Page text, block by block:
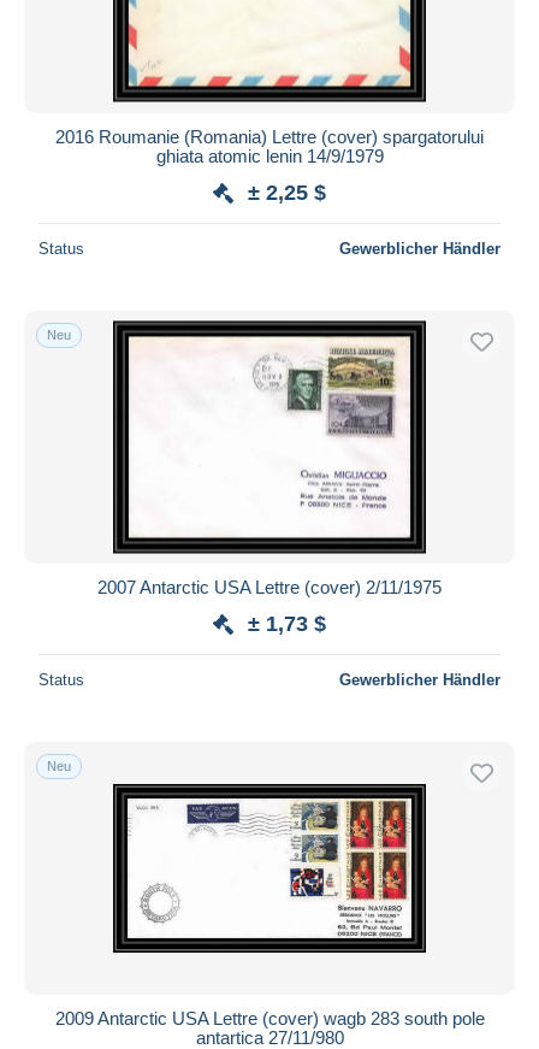
2016 Roumanie (Romania) Lettre (cover) spargatorului
ghiata atomic lenin 14/9/1979
± 2,25 $
Status Gewerblicher Händler
Neu
2007 Antarctic USA Lettre (cover) 2/11/1975
± 1,73 $
Status Gewerblicher Händler
Neu
2009 Antarctic USA Lettre (cover) wagb 283 south pole
antartica 27/11/980